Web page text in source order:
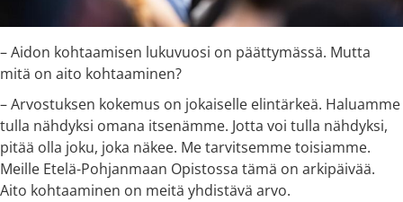
– Aidon kohtaamisen lukuvuosi on päättymässä. Mutta
mitä on aito kohtaaminen?
– Arvostuksen kokemus on jokaiselle elintärkeä. Haluamme
tulla nähdyksi omana itsenämme. Jotta voi tulla nähdyksi,
pitää olla joku, joka näkee. Me tarvitsemme toisiamme.
Meille Etelä-Pohjanmaan Opistossa tämä on arkipäivää.
Aito kohtaaminen on meitä yhdistävä arvo.